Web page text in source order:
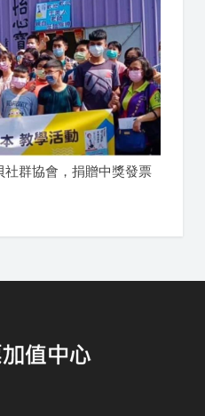
群協會，捐贈中獎發票